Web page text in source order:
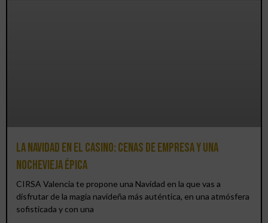
La Navidad en el Casino: cenas de empresa y una
Nochevieja épica
CIRSA Valencia te propone una Navidad en la que vas a
disfrutar de la magia navideña más auténtica, en una atmósfera
sofisticada y con una